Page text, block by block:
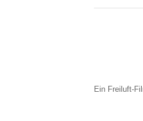
Ein Freiluft-